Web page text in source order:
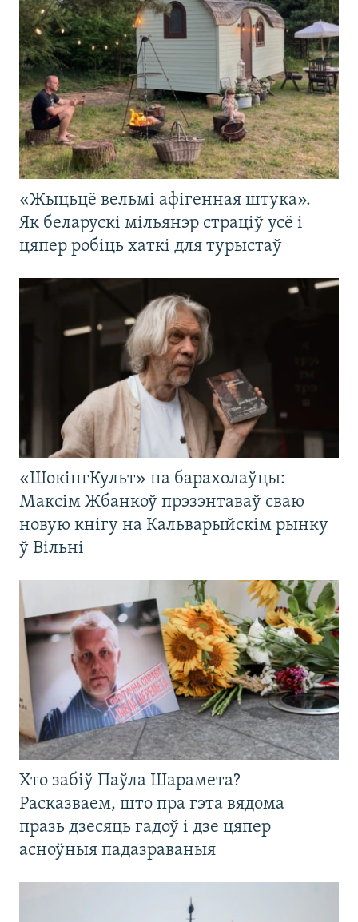
«Жыцьцё вельмі афігенная штука».
Як беларускі мільянэр страціў усё і
цяпер робіць хаткі для турыстаў
«ШокінгКульт» на барахолаўцы:
Максім Жбанкоў прэзэнтаваў сваю
новую кнігу на Кальварыйскім рынку
ў Вільні
Хто забіў Паўла Шарамета?
Расказваем, што пра гэта вядома
празь дзесяць гадоў і дзе цяпер
асноўныя падазраваныя